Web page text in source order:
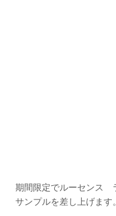
期間限定でルーセンス
サンプルを差し上げます。